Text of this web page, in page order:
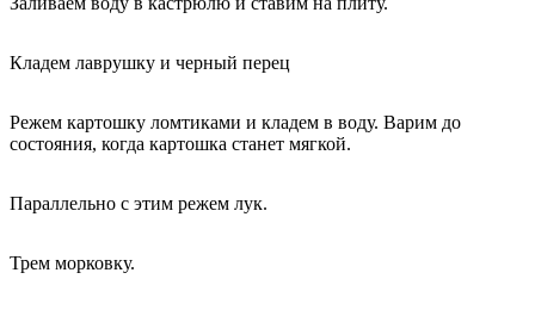
Кладем лаврушку и черный перец
Режем картошку ломтиками и кладем в воду. Варим до
состояния, когда картошка станет мягкой.
Параллельно с этим режем лук.
Трем морковку.